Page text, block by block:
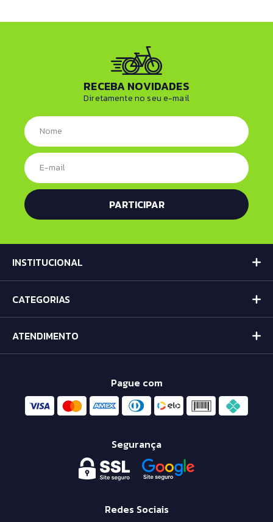
RECEBA NOVIDADES
Diretamente no seu e-mail
INSTITUCIONAL
CATEGORIAS
ATENDIMENTO
Pague com
Segurança
Redes Sociais